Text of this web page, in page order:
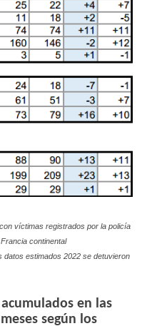
víctimas registrados por la policía
continental
datos estimados 2022 se detuvieron
en las
según los